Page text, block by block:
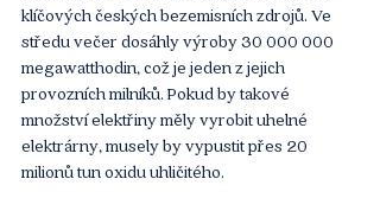
klíčových českých bezemisních zdrojů. Ve
středu večer dosáhly výroby 30 000 000
megawatthodin, což je jeden z jejich
provozních milníků. Pokud by takové
množství elektřiny měly vyrobit uhelné
elektrárny, musely by vypustit přes 20
milionů tun oxidu uhličitého.